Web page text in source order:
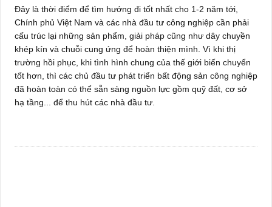
Đây là thời điểm để tìm hướng đi tốt nhất cho 1-2 năm tới,
Chính phủ Việt Nam và các nhà đầu tư công nghiệp cần phải
cấu trúc lại những sản phẩm, giải pháp cũng như dây chuyền
khép kín và chuỗi cung ứng để hoàn thiện mình. Vì khi thị
trường hồi phục, khi tình hình chung của thế giới biến chuyển
tốt hơn, thì các chủ đầu tư phát triển bất động sản công nghiệp
đã hoàn toàn có thể sẵn sàng nguồn lực gồm quỹ đất, cơ sở
hạ tầng... để thu hút các nhà đầu tư.